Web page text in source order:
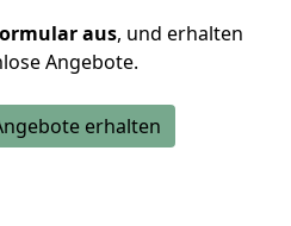
aus, und erhalten
Angebote.
erhalten